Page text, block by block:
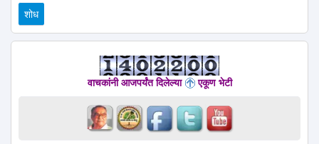
वाचकांनी आजपर्यंत दिलेल्या एकूण भेटी